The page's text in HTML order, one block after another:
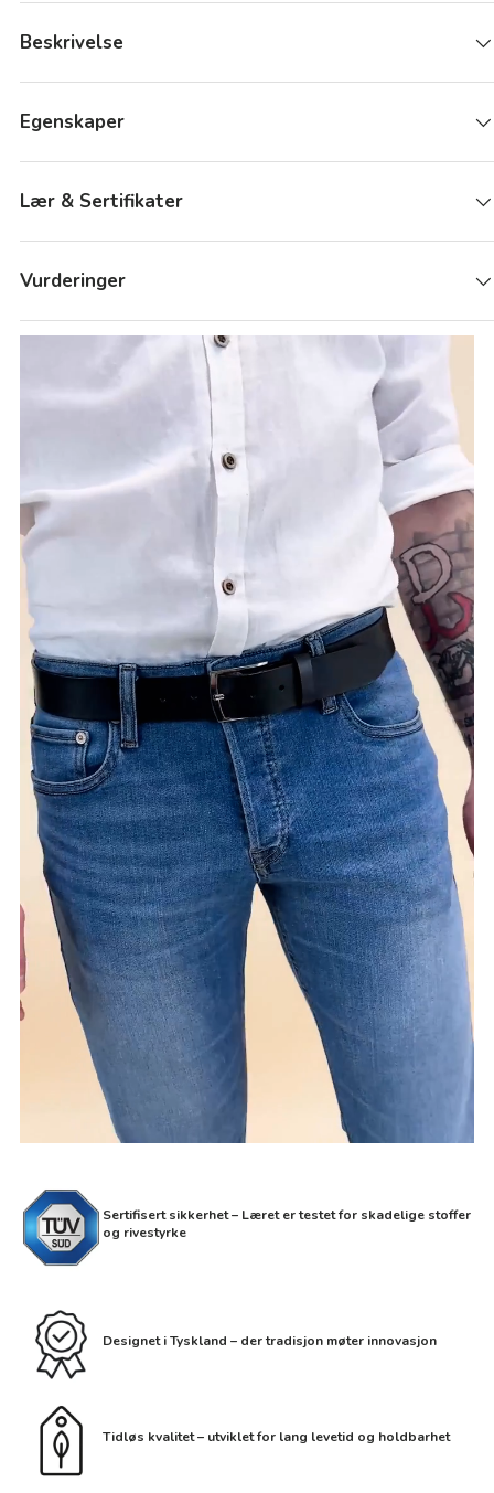
Beskrivelse
Egenskaper
Lær & Sertifikater
Vurderinger
Sertifisert sikkerhet – Læret er testet for skadelige stoffer
og rivestyrke
Designet i Tyskland – der tradisjon møter innovasjon
Tidløs kvalitet – utviklet for lang levetid og holdbarhet